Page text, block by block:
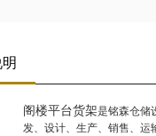
阁楼平台货架是铭森仓储
发、设计、生产、销售、运